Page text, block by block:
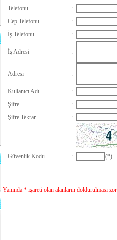
Telefonu
:
Cep Telefonu
:
İş Telefonu
:
İş Adresi :
Adresi :
Kullanıcı Adı
:
Şifre
:
Şifre Tekrar
:
Güvenlik Kodu : (*)
Yanında * işareti olan alanların doldurulması